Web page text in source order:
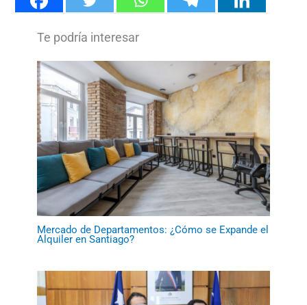
Mercado de Departamentos: ¿Cómo se Expande el
Alquiler en Santiago?